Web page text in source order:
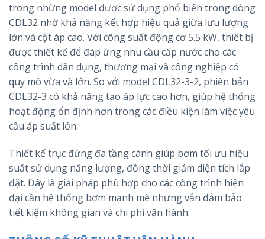
trong những model được sử dụng phổ biến trong dòng
CDL32 nhờ khả năng kết hợp hiệu quả giữa lưu lượng
lớn và cột áp cao. Với công suất động cơ 5.5 kW, thiết bị
được thiết kế để đáp ứng nhu cầu cấp nước cho các
công trình dân dụng, thương mại và công nghiệp có
quy mô vừa và lớn. So với model CDL32-3-2, phiên bản
CDL32-3 có khả năng tạo áp lực cao hơn, giúp hệ thống
hoạt động ổn định hơn trong các điều kiện làm việc yêu
cầu áp suất lớn.
Thiết kế trục đứng đa tầng cánh giúp bơm tối ưu hiệu
suất sử dụng năng lượng, đồng thời giảm diện tích lắp
đặt. Đây là giải pháp phù hợp cho các công trình hiện
đại cần hệ thống bơm mạnh mẽ nhưng vẫn đảm bảo
tiết kiệm không gian và chi phí vận hành.